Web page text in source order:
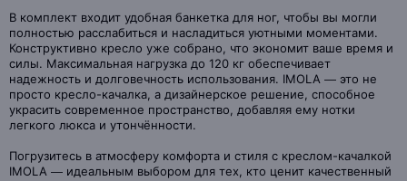
В комплект входит удобная банкетка для ног, чтобы вы могли
полностью расслабиться и насладиться уютными моментами.
Конструктивно кресло уже собрано, что экономит ваше время и
силы. Максимальная нагрузка до 120 кг обеспечивает
надежность и долговечность использования. IMOLA — это не
просто кресло-качалка, а дизайнерское решение, способное
украсить современное пространство, добавляя ему нотки
легкого люкса и утончённости.
Погрузитесь в атмосферу комфорта и стиля с креслом-качалкой
IMOLA — идеальным выбором для тех, кто ценит качественный